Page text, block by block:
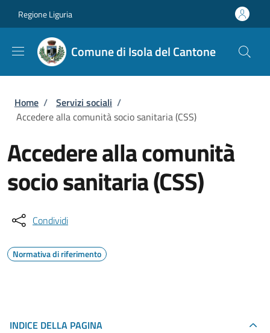
Regione Liguria
Comune di Isola del Cantone
Briciole di pane
Home / Servizi sociali /
Accedere alla comunità socio sanitaria (CSS)
Accedere alla comunità
socio sanitaria (CSS)
Condividi
Normativa di riferimento
INDICE DELLA PAGINA